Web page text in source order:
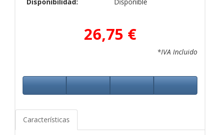
26,75 €
*IVA Incluido
Características